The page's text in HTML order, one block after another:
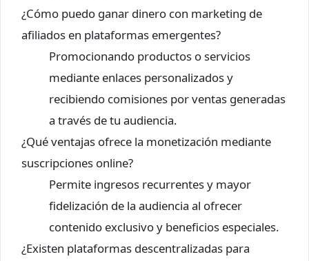
¿Cómo puedo ganar dinero con marketing de
afiliados en plataformas emergentes?
Promocionando productos o servicios
mediante enlaces personalizados y
recibiendo comisiones por ventas generadas
a través de tu audiencia.
¿Qué ventajas ofrece la monetización mediante
suscripciones online?
Permite ingresos recurrentes y mayor
fidelización de la audiencia al ofrecer
contenido exclusivo y beneficios especiales.
¿Existen plataformas descentralizadas para